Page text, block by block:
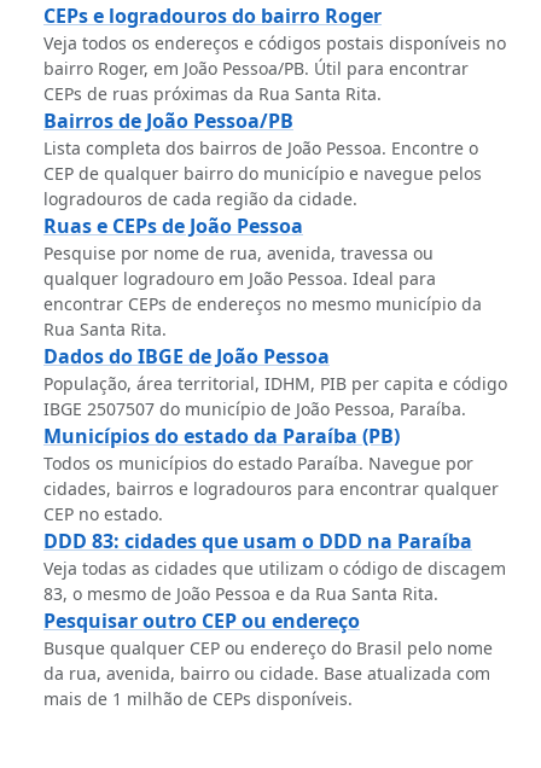
CEPs e logradouros do bairro Roger
Veja todos os endereços e códigos postais disponíveis no
bairro Roger, em João Pessoa/PB. Útil para encontrar
CEPs de ruas próximas da Rua Santa Rita.
Bairros de João Pessoa/PB
Lista completa dos bairros de João Pessoa. Encontre o
CEP de qualquer bairro do município e navegue pelos
logradouros de cada região da cidade.
Ruas e CEPs de João Pessoa
Pesquise por nome de rua, avenida, travessa ou
qualquer logradouro em João Pessoa. Ideal para
encontrar CEPs de endereços no mesmo município da
Rua Santa Rita.
Dados do IBGE de João Pessoa
População, área territorial, IDHM, PIB per capita e código
IBGE 2507507 do município de João Pessoa, Paraíba.
Municípios do estado da Paraíba (PB)
Todos os municípios do estado Paraíba. Navegue por
cidades, bairros e logradouros para encontrar qualquer
CEP no estado.
DDD 83: cidades que usam o DDD na Paraíba
Veja todas as cidades que utilizam o código de discagem
83, o mesmo de João Pessoa e da Rua Santa Rita.
Pesquisar outro CEP ou endereço
Busque qualquer CEP ou endereço do Brasil pelo nome
da rua, avenida, bairro ou cidade. Base atualizada com
mais de 1 milhão de CEPs disponíveis.